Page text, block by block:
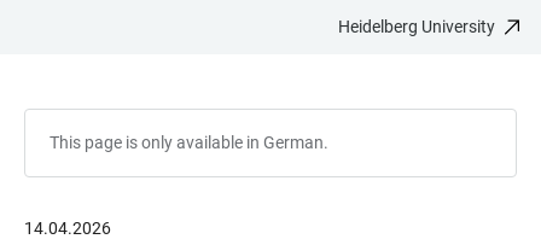
Heidelberg University
This page is only available in German.
14.04.2026